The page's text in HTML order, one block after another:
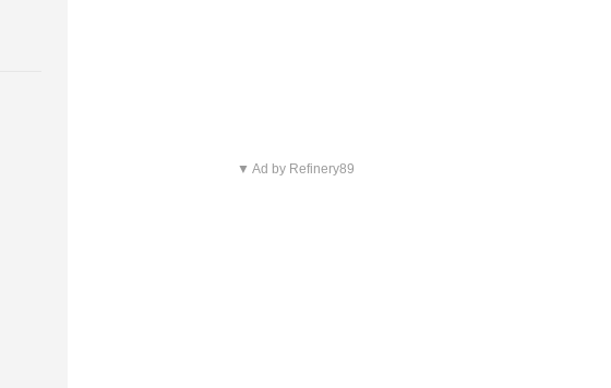
▼ Ad by Refinery89